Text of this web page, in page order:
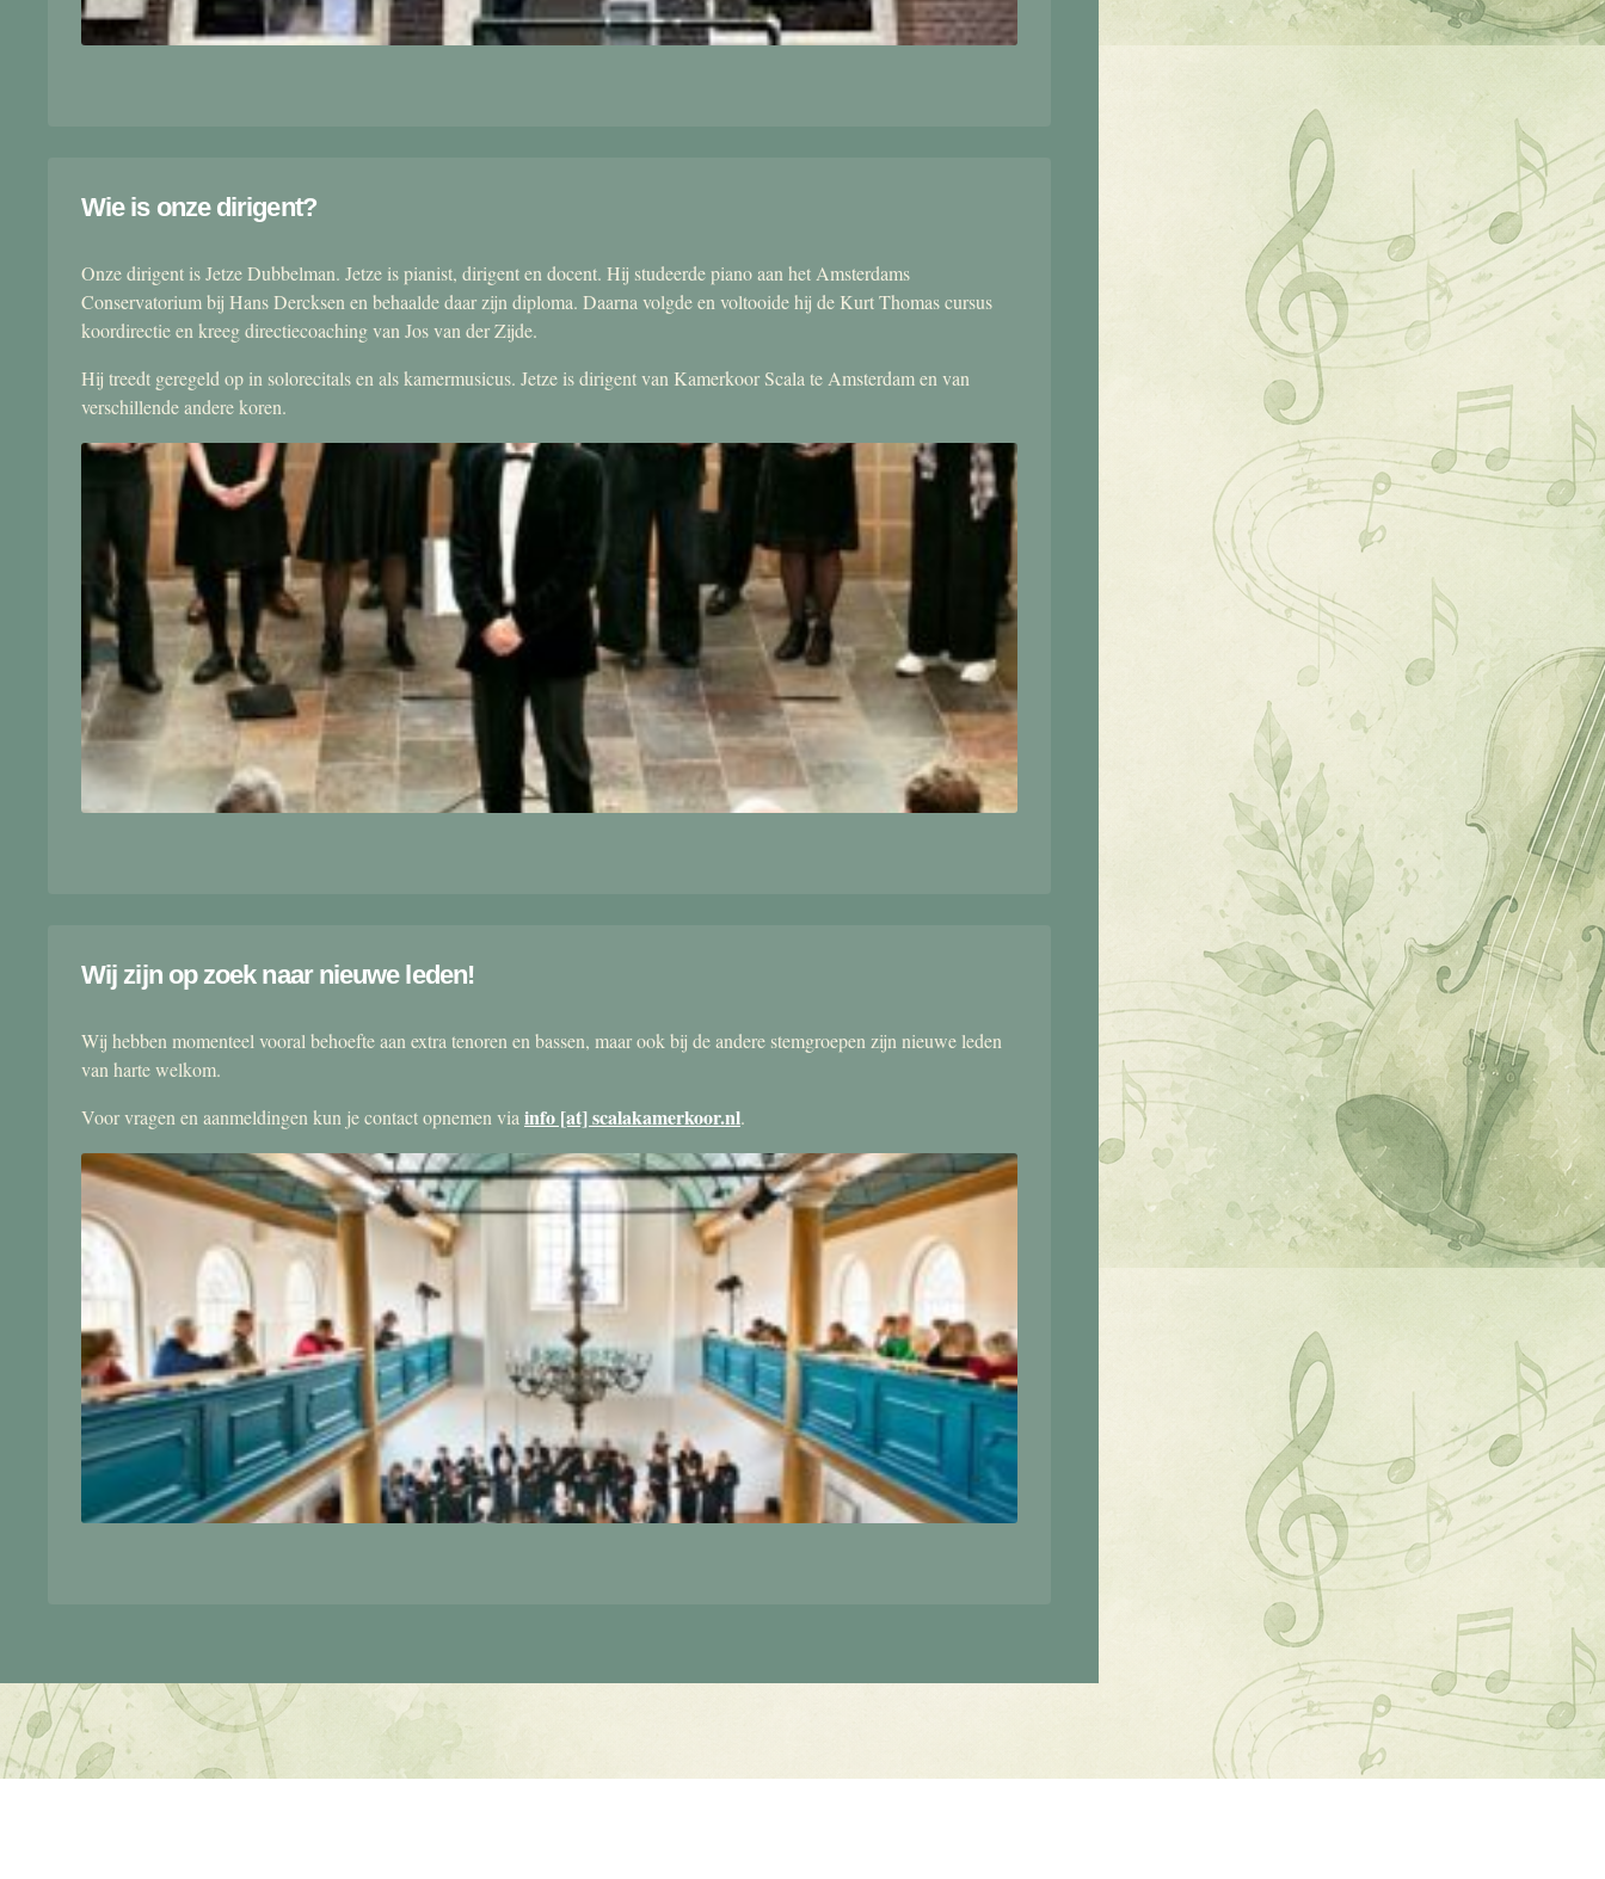
Wie is onze dirigent?
Onze dirigent is Jetze Dubbelman. Jetze is pianist, dirigent en docent. Hij studeerde piano aan het Amsterdams
Conservatorium bij Hans Dercksen en behaalde daar zijn diploma. Daarna volgde en voltooide hij de Kurt Thomas cursus
koordirectie en kreeg directiecoaching van Jos van der Zijde.
Hij treedt geregeld op in solorecitals en als kamermusicus. Jetze is dirigent van Kamerkoor Scala te Amsterdam en van
verschillende andere koren.
Wij zijn op zoek naar nieuwe leden!
Wij hebben momenteel vooral behoefte aan extra tenoren en bassen, maar ook bij de andere stemgroepen zijn nieuwe leden
van harte welkom.
Voor vragen en aanmeldingen kun je contact opnemen via info [at] scalakamerkoor.nl.